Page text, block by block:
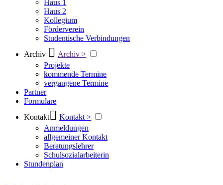
Haus 1
Haus 2
Kollegium
Förderverein
Studentische Verbindungen
Archiv
Archiv >
Projekte
kommende Termine
vergangene Termine
Partner
Formulare
Kontakt
Kontakt >
Anmeldungen
allgemeiner Kontakt
Beratungslehrer
Schulsozialarbeiterin
Stundenplan